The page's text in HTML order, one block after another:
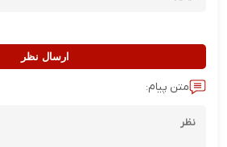
ارسال نظر
متن پیام: